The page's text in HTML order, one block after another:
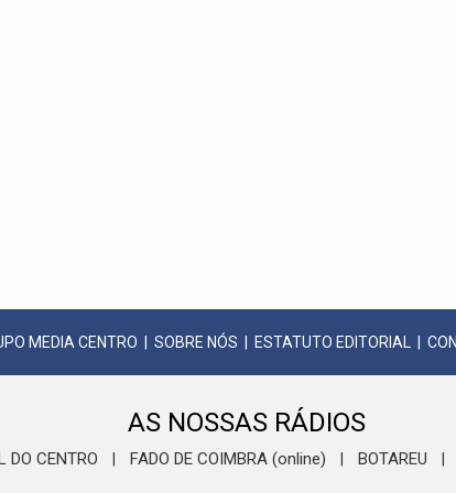
MEDIA CENTRO SOBRE NÓS ESTATUTO EDITORIAL
AS NOSSAS RÁDIOS
DO CENTRO FADO DE COIMBRA (online) BOTAREU